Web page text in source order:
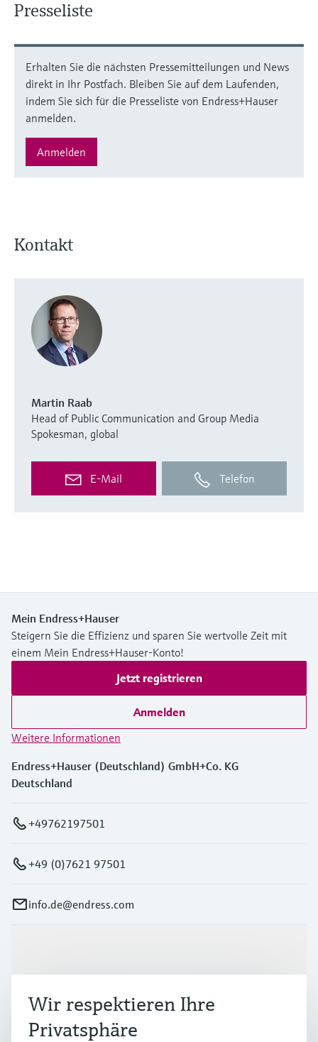
Presseliste
Erhalten Sie die nächsten Pressemitteilungen und News
direkt in Ihr Postfach. Bleiben Sie auf dem Laufenden,
indem Sie sich für die Presseliste von Endress+Hauser
anmelden.
Anmelden
Kontakt
Martin Raab
Head of Public Communication and Group Media
Spokesman, global
E-Mail Telefon
Mein Endress+Hauser
Steigern Sie die Effizienz und sparen Sie wertvolle Zeit mit
einem Mein Endress+Hauser-Konto!
Jetzt registrieren
Anmelden
Weitere Informationen
Endress+Hauser (Deutschland) GmbH+Co. KG
Deutschland
+49762197501
+49 (0)7621 97501
info.de@endress.com
Branchen
Wir respektieren Ihre
Privatsphäre